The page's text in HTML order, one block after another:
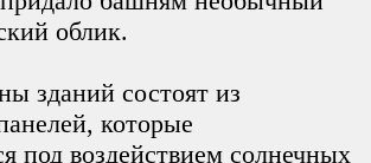
облик.
зданий состоят из
которые
под воздействием солнечных